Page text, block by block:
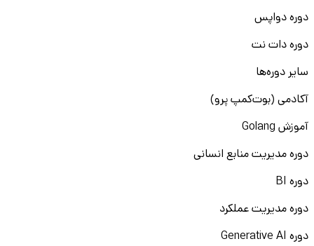
دوره دواپس
دوره دات نت
سایر دوره‌ها
آکادمی (بوت‌کمپ پرو)
آموزش Golang
دوره مدیریت منابع انسانی
دوره BI
دوره مدیریت عملکرد
دوره Generative AI